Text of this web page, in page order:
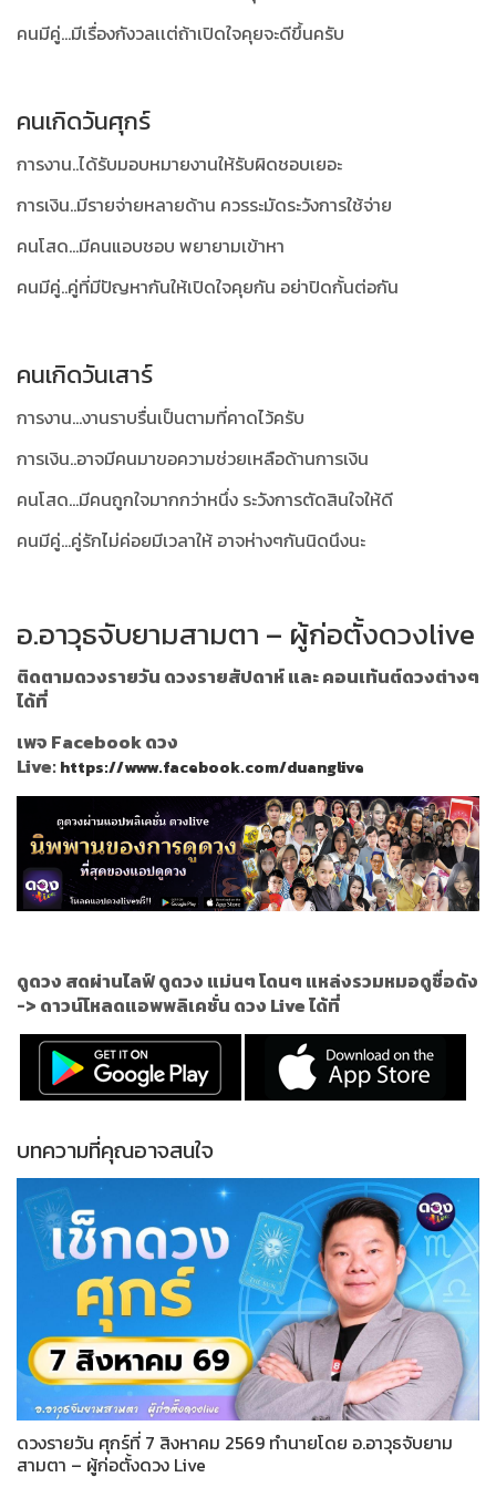
คนมีคู่...มีเรื่องกังวลเเต่ถ้าเปิดใจคุยจะดีขึ้นครับ
คนเกิดวันศุกร์
การงาน..ได้รับมอบหมายงานให้รับผิดชอบเยอะ
การเงิน..มีรายจ่ายหลายด้าน ควรระมัดระวังการใช้จ่าย
คนโสด...มีคนแอบชอบ พยายามเข้าหา
คนมีคู่..คู่ที่มีปัญหากันให้เปิดใจคุยกัน อย่าปิดกั้นต่อกัน
คนเกิดวันเสาร์
การงาน...งานราบรื่นเป็นตามที่คาดไว้ครับ
การเงิน..อาจมีคนมาขอความช่วยเหลือด้านการเงิน
คนโสด...มีคนถูกใจมากกว่าหนึ่ง ระวังการตัดสินใจให้ดี
คนมีคู่...คู่รักไม่ค่อยมีเวลาให้ อาจห่างๆกันนิดนึงนะ
อ.อาวุธจับยามสามตา – ผู้ก่อตั้งดวงlive
ติดตามดวงรายวัน ดวงรายสัปดาห์ และ คอนเท้นต์ดวงต่างๆ
ได้ที่
เพจ Facebook ดวง
Live:https://www.facebook.com/duanglive
ดูดวง สดผ่านไลฟ์ ดูดวง แม่นๆ โดนๆ แหล่งรวมหมอดูชื่อดัง
-> ดาวน์โหลดแอพพลิเคชั่น ดวง Live ได้ที่
บทความที่คุณอาจสนใจ
ดวงรายวัน ศุกร์ที่ 7 สิงหาคม 2569 ทำนายโดย อ.อาวุธจับยาม
สามตา – ผู้ก่อตั้งดวง Live